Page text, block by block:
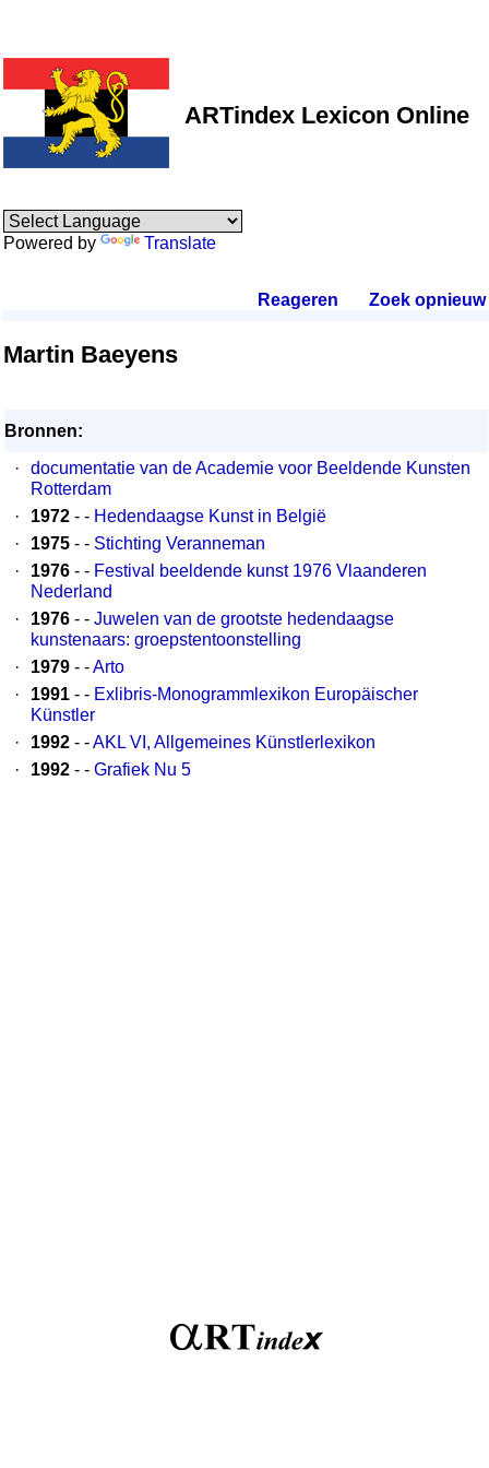
ARTindex Lexicon Online
Powered by Translate
Reageren Zoek opnieuw.
Martin Baeyens
Bronnen:
·
documentatie van de Academie voor Beeldende Kunsten
Rotterdam
·
1972 - - Hedendaagse Kunst in België
·
1975 - - Stichting Veranneman
·
1976 - - Festival beeldende kunst 1976 Vlaanderen
Nederland
·
1976 - - Juwelen van de grootste hedendaagse
kunstenaars: groepstentoonstelling
·
1979 - -Arto
·
1991 - - Exlibris-Monogrammlexikon Europäischer
Künstler
·
1992 - -AKL VI, Allgemeines Künstlerlexikon
·
1992 - - Grafiek Nu 5